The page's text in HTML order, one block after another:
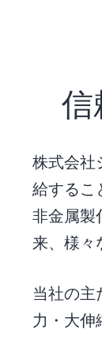
信
株式会社
給するこ
非金属製
来、様々
当社の主
力・大伸